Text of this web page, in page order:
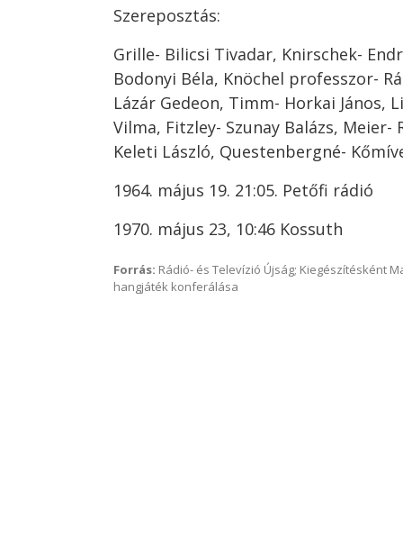
Szereposztás:
Grille- Bilicsi Tivadar, Knirschek-
Bodonyi Béla, Knöchel professzor-
Lázár Gedeon, Timm- Horkai János,
Vilma, Fitzley- Szunay Balázs,
Keleti László, Questenbergné-
1964. május 19. 21:05. Petőfi rádió
1970. május 23, 10:46 Kossuth
Forrás: Rádió- és Televízió Újság; Kiegészítésként
hangjáték konferálása